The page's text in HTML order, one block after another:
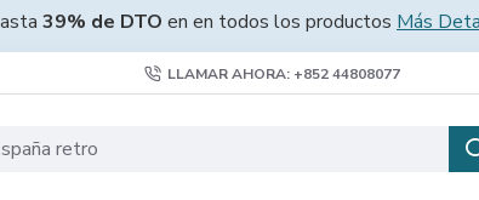
39% de DTO en en todos los productos Más
LLAMAR AHORA: +852 44808077